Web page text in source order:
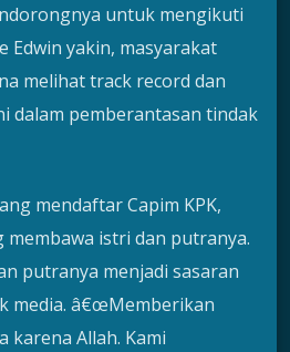
untuk mengikuti
Edwin yakin, masyarakat
melihat track record dan
dalam pemberantasan tindak
mendaftar Capim KPK,
membawa istri dan putranya.
putranya menjadi sasaran
media. â€œMemberikan
karena Allah. Kami